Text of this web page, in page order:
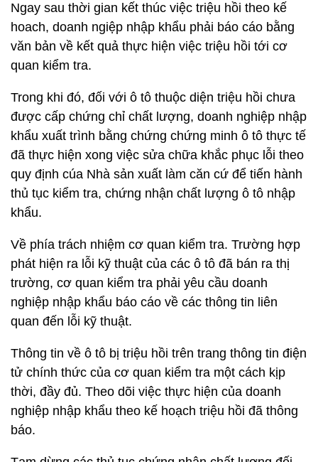
Ngay sau thời gian kết thúc việc triệu hồi theo kế
hoach, doanh ngiệp nhập khẩu phải báo cáo bằng
văn bản về kết quả thực hiện việc triệu hồi tới cơ
quan kiểm tra.
Trong khi đó, đối với ô tô thuộc diện triệu hồi chưa
được cấp chứng chỉ chất lượng, doanh nghiệp nhập
khẩu xuất trình bằng chứng chứng minh ô tô thực tế
đã thực hiện xong việc sửa chữa khắc phục lỗi theo
quy định cúa Nhà sản xuất làm căn cứ để tiến hành
thủ tục kiểm tra, chứng nhận chất lượng ô tô nhập
khẩu.
Về phía trách nhiệm cơ quan kiểm tra. Trường hợp
phát hiện ra lỗi kỹ thuật của các ô tô đã bán ra thị
trường, cơ quan kiểm tra phải yêu cầu doanh
nghiệp nhập khẩu báo cáo về các thông tin liên
quan đến lỗi kỹ thuật.
Thông tin về ô tô bị triệu hồi trên trang thông tin điện
tử chính thức của cơ quan kiểm tra một cách kịp
thời, đầy đủ. Theo dõi việc thực hiện của doanh
nghiệp nhập khẩu theo kế hoạch triệu hồi đã thông
báo.